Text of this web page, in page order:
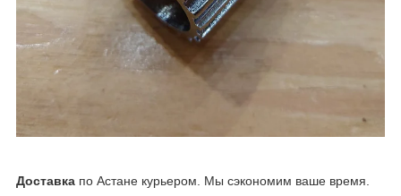
Доставка по Астане курьером. Мы сэкономим ваше время.